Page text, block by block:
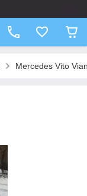
Mercedes Vito